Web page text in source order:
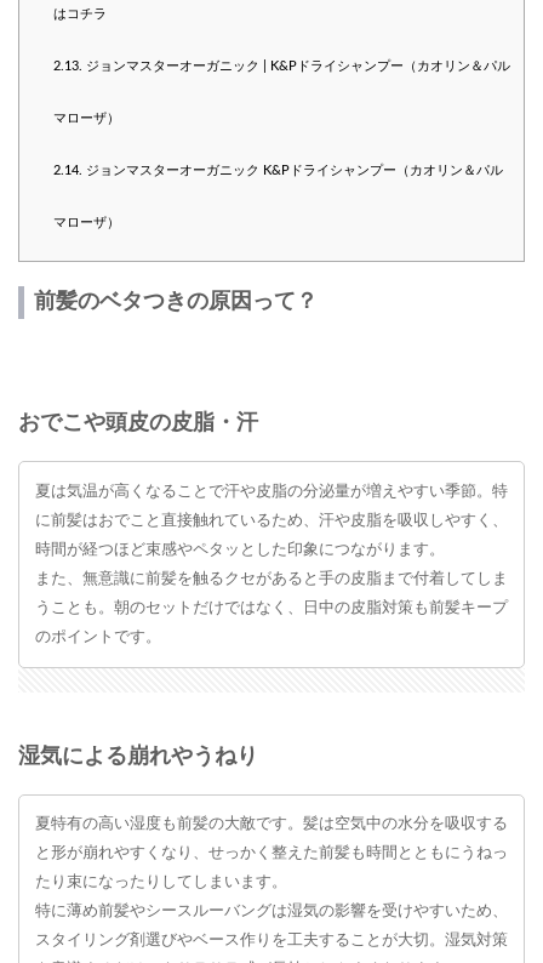
はコチラ
2.13. ジョンマスターオーガニック | K&Pドライシャンプー（カオリン＆パル
マローザ）
2.14. ジョンマスターオーガニック K&Pドライシャンプー（カオリン＆パル
マローザ）
前髪のベタつきの原因って？
おでこや頭皮の皮脂・汗
夏は気温が高くなることで汗や皮脂の分泌量が増えやすい季節。特
に前髪はおでこと直接触れているため、汗や皮脂を吸収しやすく、
時間が経つほど束感やペタッとした印象につながります。
また、無意識に前髪を触るクセがあると手の皮脂まで付着してしま
うことも。朝のセットだけではなく、日中の皮脂対策も前髪キープ
のポイントです。
湿気による崩れやうねり
夏特有の高い湿度も前髪の大敵です。髪は空気中の水分を吸収する
と形が崩れやすくなり、せっかく整えた前髪も時間とともにうねっ
たり束になったりしてしまいます。
特に薄め前髪やシースルーバングは湿気の影響を受けやすいため、
スタイリング剤選びやベース作りを工夫することが大切。湿気対策